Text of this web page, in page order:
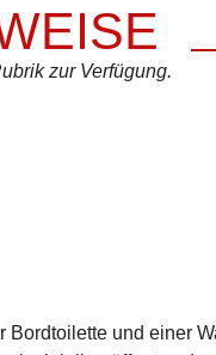
zur Verfügung.
und einer